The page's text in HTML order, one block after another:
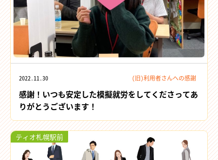
2022.11.30 (旧)利用者さんへの感謝
感謝！いつも安定した模擬就労をしてくださってあ
りがとうございます！
ティオ札幌駅前